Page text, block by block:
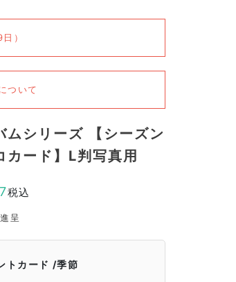
）
ついて
ムシリーズ 【シーズン
カード】L判写真用
税込
呈
トカード 季節